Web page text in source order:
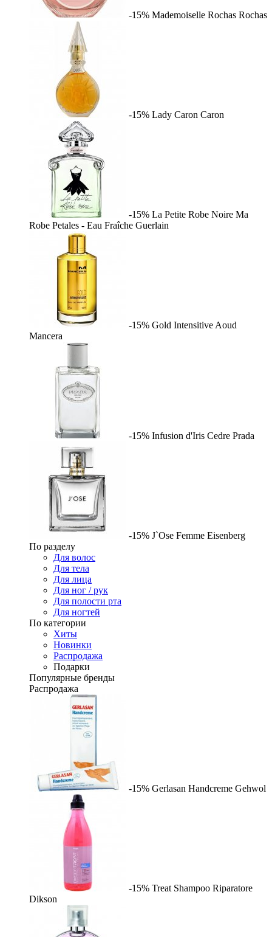
-15% Mademoiselle Rochas Rochas
-15% Lady Caron Caron
-15% La Petite Robe Noire Ma
Robe Petales - Eau Fraîche Guerlain
-15% Gold Intensitive Aoud
Mancera
-15% Infusion d'Iris Cedre Prada
-15% J`Ose Femme Eisenberg
По разделу
Для волос
Для тела
Для лица
Для ног / рук
Для полости рта
Для ногтей
По категории
Хиты
Новинки
Распродажа
Подарки
Популярные бренды
Распродажа
-15% Gerlasan Handcreme Gehwol
-15% Treat Shampoo Riparatore
Dikson